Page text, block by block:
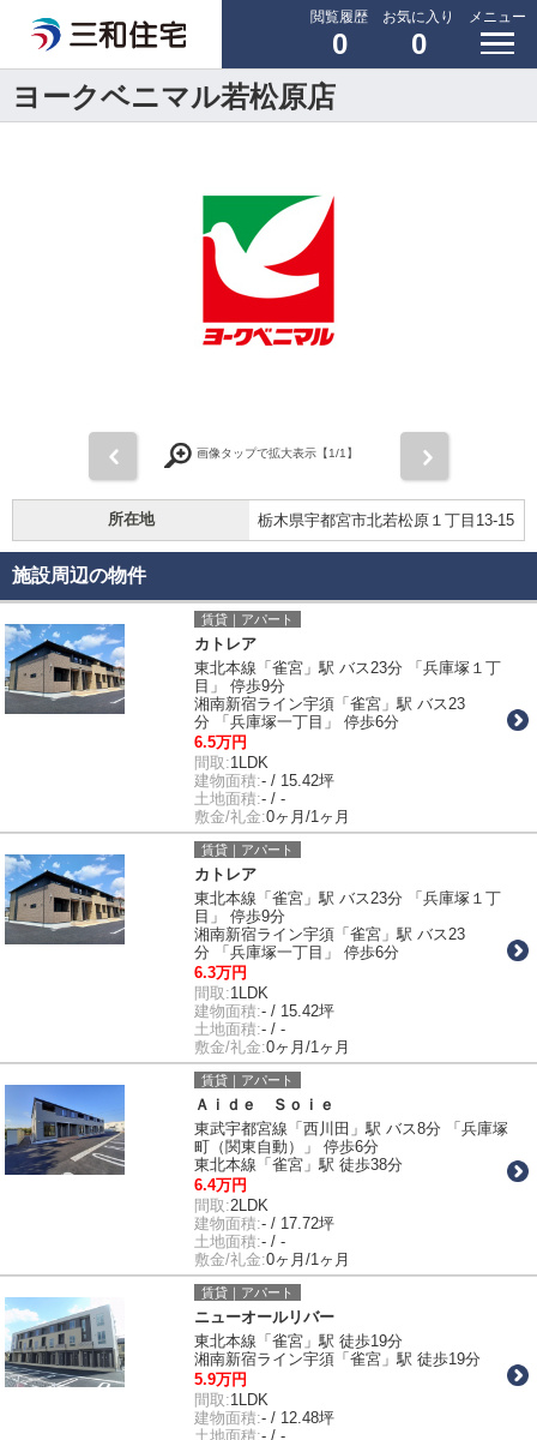
閲覧履歴
0
お気に入り
0
メニュー
ヨークベニマル若松原店
画像タップで拡大表示【1/1】
所在地 栃木県宇都宮市北若松原１丁目13-15
施設周辺の物件
賃貸｜アパート
カトレア
東北本線「雀宮」駅 バス23分 「兵庫塚１丁
目」 停歩9分
湘南新宿ライン宇須「雀宮」駅 バス23
分 「兵庫塚一丁目」 停歩6分
6.5万円
間取:1LDK
建物面積:- / 15.42坪
土地面積:- / -
敷金/礼金:0ヶ月/1ヶ月
賃貸｜アパート
カトレア
東北本線「雀宮」駅 バス23分 「兵庫塚１丁
目」 停歩9分
湘南新宿ライン宇須「雀宮」駅 バス23
分 「兵庫塚一丁目」 停歩6分
6.3万円
間取:1LDK
建物面積:- / 15.42坪
土地面積:- / -
敷金/礼金:0ヶ月/1ヶ月
賃貸｜アパート
Ａｉｄｅ Ｓｏｉｅ
東武宇都宮線「西川田」駅 バス8分 「兵庫塚
町（関東自動）」 停歩6分
東北本線「雀宮」駅 徒歩38分
6.4万円
間取:2LDK
建物面積:- / 17.72坪
土地面積:- / -
敷金/礼金:0ヶ月/1ヶ月
賃貸｜アパート
ニューオールリバー
東北本線「雀宮」駅 徒歩19分
湘南新宿ライン宇須「雀宮」駅 徒歩19分
5.9万円
間取:1LDK
建物面積:- / 12.48坪
土地面積:- / -